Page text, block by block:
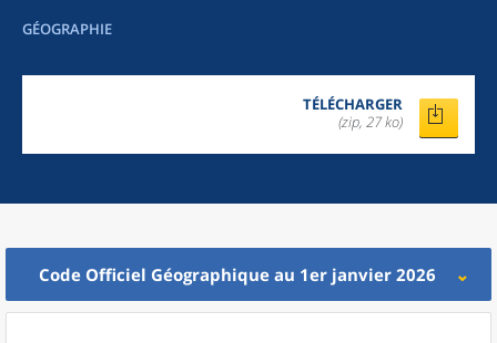
GÉOGRAPHIE
TÉLÉCHARGER
(zip, 27 ko)
Code Officiel Géographique au 1er janvier 2026